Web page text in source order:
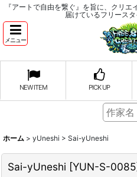
『アートで自由を繋ぐ』を旨に、クリ
届けているフリース
メニュー
NEW ITEM PICK UP
ホーム > yUneshi > Sai-yUneshi
Sai-yUneshi [YUN-S-0085